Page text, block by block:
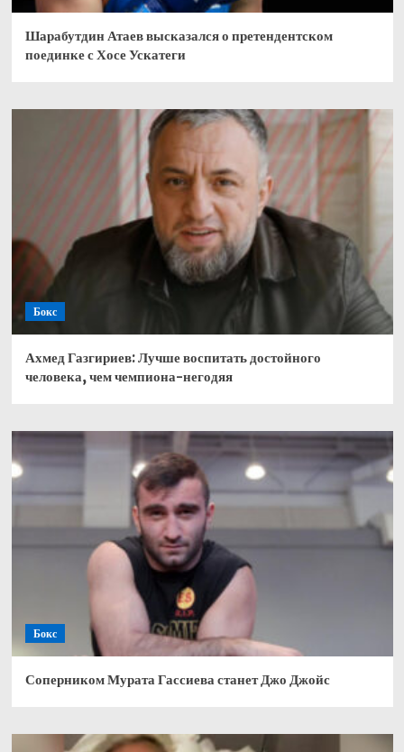
Шарабутдин Атаев высказался о претендентском
поединке с Хосе Ускатеги
Бокс
Ахмед Газгириев: Лучше воспитать достойного
человека, чем чемпиона-негодяя
Бокс
Соперником Мурата Гассиева станет Джо Джойс